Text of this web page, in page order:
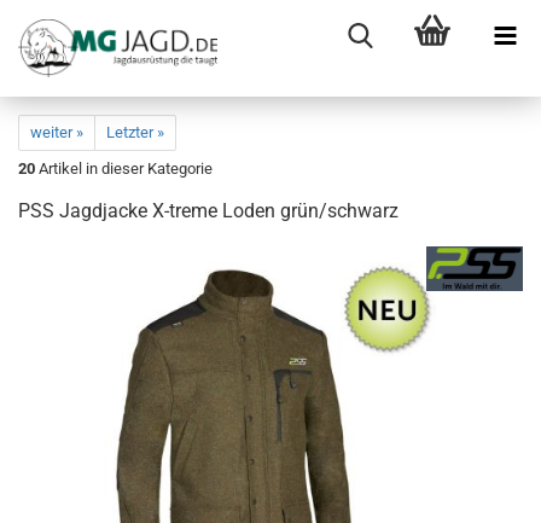
weiter »
Letzter »
20 Artikel in dieser Kategorie
PSS Jagdjacke X-treme Loden grün/schwarz